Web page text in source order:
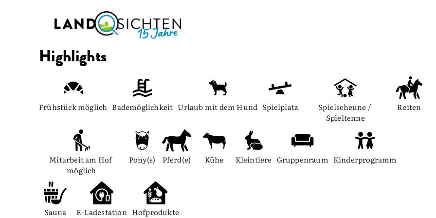
Highlights
Frühstück möglich Bademöglichkeit Urlaub mit dem Hund Spielplatz
Spielscheune /
Spieltenne
Reiten
Mitarbeit am Hof
möglich
Pony(s) Pferd(e) Kühe Kleintiere Gruppenraum Kinderprogramm
Sauna E-Ladestation Hofprodukte